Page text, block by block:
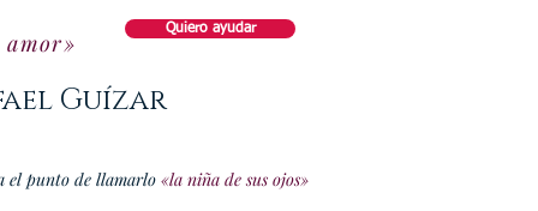
Quiero ayudar
Guízar
el punto de llamarlo «la niña de sus ojos»